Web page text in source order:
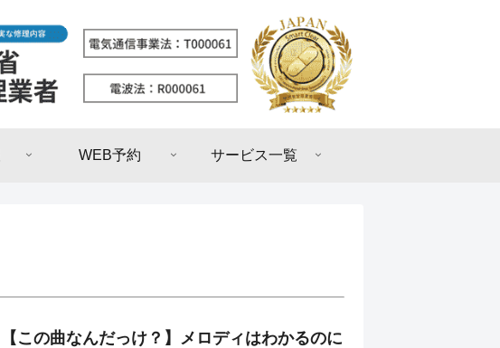
WEB予約 サービス一覧
【この曲なんだっけ？】メロディはわかるのに